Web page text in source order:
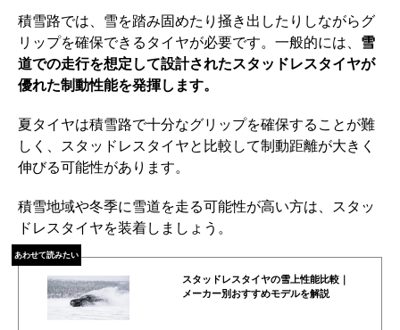
積雪路では、雪を踏み固めたり掻き出したりしながらグ
リップを確保できるタイヤが必要です。一般的には、 雪
道での走行を想定して設計されたスタッドレスタイヤが
優れた制動性能を発揮します。
夏タイヤは積雪路で十分なグリップを確保することが難
しく、スタッドレスタイヤと比較して制動距離が大きく
伸びる可能性があります。
積雪地域や冬季に雪道を走る可能性が高い方は、スタッ
ドレスタイヤを装着しましょう。
あわせて読みたい
スタッドレスタイヤの雪上性能比較｜
メーカー別おすすめモデルを解説